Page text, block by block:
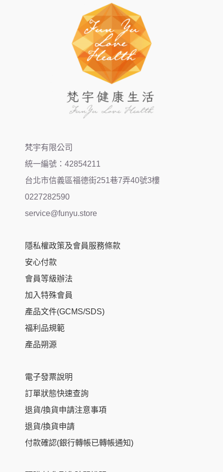
梵宇有限公司
統一編號：42854211
台北市信義區福德街251巷7弄40號3樓
0227282590
service@funyu.store
隱私權政策及會員服務條款
安心付款
會員等級辦法
加入特殊會員
產品文件(GCMS/SDS)
福利品規範
產品朔源
電子發票說明
訂單狀態快速查詢
退貨/換貨申請注意事項
退貨/換貨申請
付款確認(銀行轉帳已轉帳通知)